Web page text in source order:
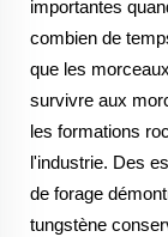
importantes
combien de
que les
survivre aux
les formations
l'industrie. Des
de forage
tungstène